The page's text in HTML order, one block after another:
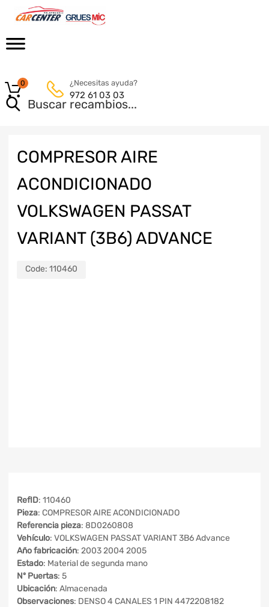
¿Necesitas ayuda?
972 61 03 03
0
COMPRESOR AIRE
ACONDICIONADO
VOLKSWAGEN PASSAT
VARIANT (3B6) ADVANCE
Code: 110460
RefID: 110460
Pieza: COMPRESOR AIRE ACONDICIONADO
Referencia pieza: 8D0260808
Vehículo: VOLKSWAGEN PASSAT VARIANT 3B6 Advance
Año fabricación: 2003 2004 2005
Estado: Material de segunda mano
Nº Puertas: 5
Ubicación: Almacenada
Observaciones: DENSO 4 CANALES 1 PIN 4472208182